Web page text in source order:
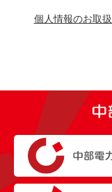
個人情報のお取
（新しいウィ